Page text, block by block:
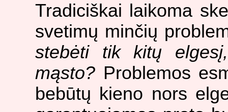
Tradiciškai laikoma
svetimų minčių
stebėti tik kitų
mąsto? Problemos
bebūtų kieno nors